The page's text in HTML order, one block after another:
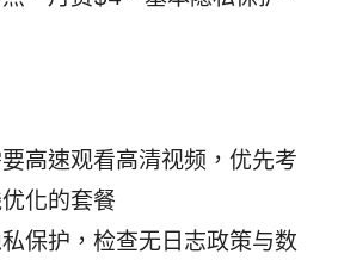
高速观看高清视频，优先考
化的套餐
保护，检查无日志政策与数